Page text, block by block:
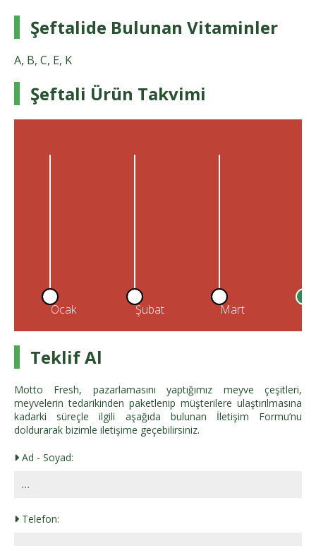
Şeftalide Bulunan Vitaminler
A, B, C, E, K
Şeftali Ürün Takvimi
Ocak Şubat Mart
Teklif Al
Motto Fresh, pazarlamasını yaptığımız meyve çeşitleri,
meyvelerin tedarikinden paketlenip müşterilere ulaştırılmasına
kadarki süreçle ilgili aşağıda bulunan İletişim Formu’nu
doldurarak bizimle iletişime geçebilirsiniz.
Ad - Soyad:
Telefon: